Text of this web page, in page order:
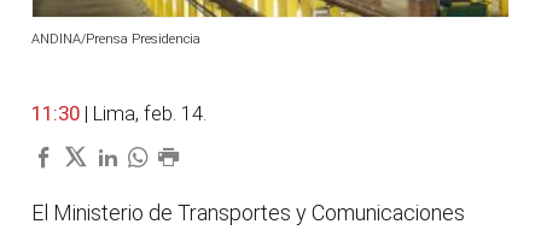
ANDINA/Prensa Presidencia
11:30 | Lima, feb. 14.
El Ministerio de Transportes y Comunicaciones